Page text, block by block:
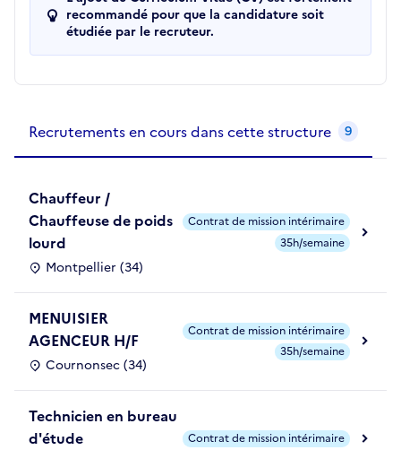
recommandé pour que la candidature soit
étudiée par le recruteur.
Recrutements en cours dans cette structure 9
Chauffeur /
Chauffeuse de poids
lourd
Montpellier (34)
Contrat de mission intérimaire
35h/semaine
MENUISIER
AGENCEUR H/F
Cournonsec (34)
Contrat de mission intérimaire
35h/semaine
Technicien en bureau
d'étude
Contrat de mission intérimaire